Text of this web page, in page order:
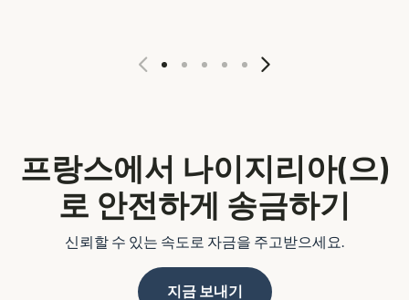
프랑스에서 나이지리아(으)
로 안전하게 송금하기
신뢰할 수 있는 속도로 자금을 주고받으세요.
지금 보내기